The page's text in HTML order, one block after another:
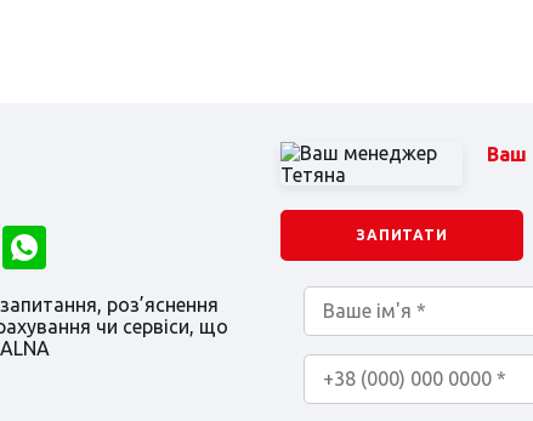
роз’яснення
чи сервіси, що
Ваш
ЗАПИТАТИ